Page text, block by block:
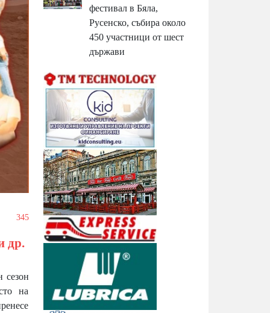
345
др.
сезон
на
фестивал в Бяла,
Русенско, събира около
450 участници от шест
държави